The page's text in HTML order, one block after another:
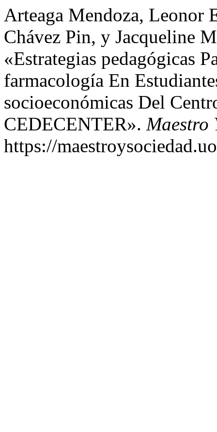
Arteaga Mendoza, Leonor
Chávez Pin, y Jacqueline
«Estrategias pedagógicas
farmacología En
socioeconómicas Del
CEDECENTER». Maestro
https://